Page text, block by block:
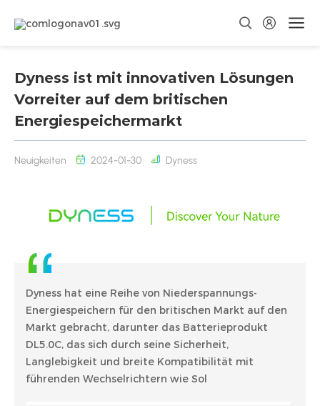
Dyness ist mit innovativen Lösungen
Vorreiter auf dem britischen
Energiespeichermarkt
Neuigkeiten 2024-01-30 Dyness
Dyness hat eine Reihe von Niederspannungs-
Energiespeichern für den britischen Markt auf den
Markt gebracht, darunter das Batterieprodukt
DL5.0C, das sich durch seine Sicherheit,
Langlebigkeit und breite Kompatibilität mit
führenden Wechselrichtern wie Sol